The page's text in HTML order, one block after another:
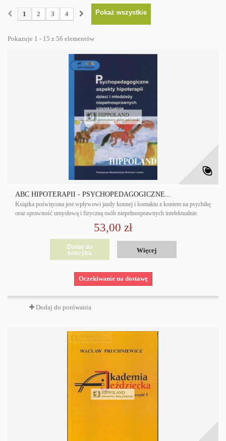
Pokaż wszystkie
1 2 3 4
Pokazuje 1 - 15 z 56 elementów
ABC HIPOTERAPII - PSYCHOPEDAGOGICZNE...
Książka poświęcona jest wpływowi jazdy konnej i kontaktu z koniem na psychikę
oraz sprawność umysłową i fizyczną osób niepełnosprawnych intelektualnie.
53,00 zł
Dodaj do
koszyka
Więcej
Oczekiwanie na dostawę
Dodaj do porówania